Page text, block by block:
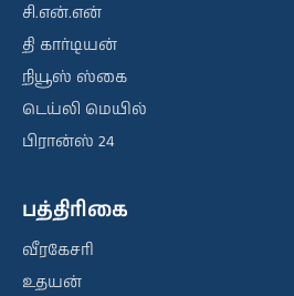
சி.என்.என்
தி கார்டியன்
நியூஸ் ஸ்கை
டெய்லி மெயில்
பிரான்ஸ் 24
பத்திரிகை
வீரகேசரி
உதயன்